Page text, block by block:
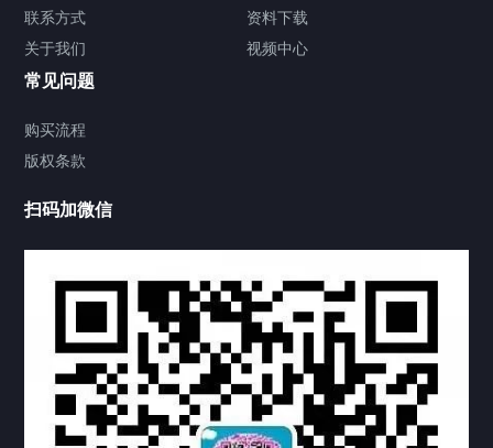
签署类文件海牙认证程序费用
视频中心
热门标签 TAG
机构链接
联系方式 关于我们
下载与支持
联系方式
关于我们
资料下载
视频中心
常见问题
购买流程
版权条款
扫码加微信